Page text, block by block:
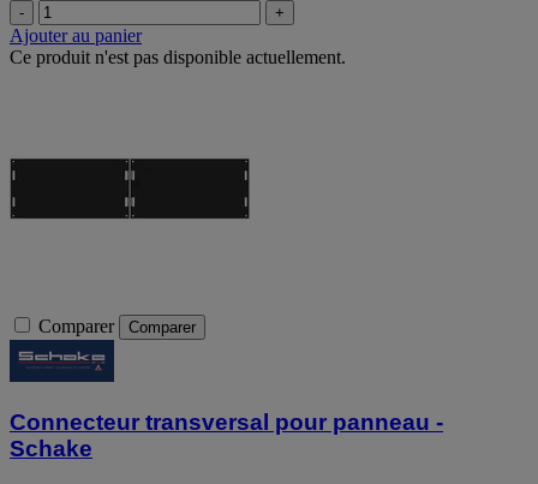
- +
Ajouter au panier
Ce produit n'est pas disponible actuellement.
Comparer Comparer
Connecteur transversal pour panneau -
Schake